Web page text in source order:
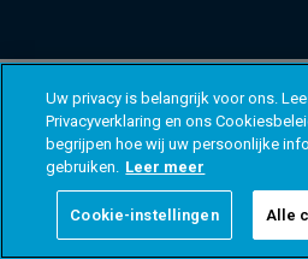
Uw privacy is belangrijk voor ons.
Privacyverklaring en ons
begrijpen hoe wij uw persoonlijke
gebruiken. Leer meer
Cookie-instellingen Alle